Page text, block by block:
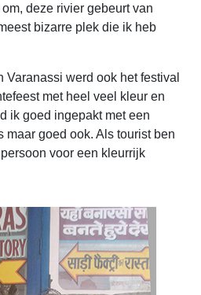
deze rivier gebeurt van
bizarre plek die ik heb
werd ook het festival
met heel veel kleur en
ik goed ingepakt met een
maar goed ook. Als tourist ben
voor een kleurrijk